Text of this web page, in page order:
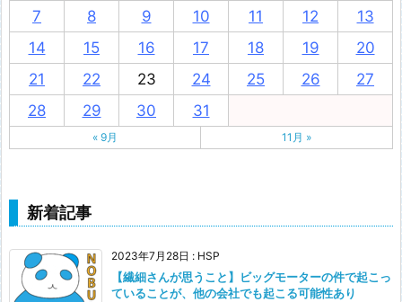
7
8 9 10 11 12
13
14
15 16 17 18 19
20
21
22 23 24 25 26
27
28
29 30 31
« 9月 11月 »
新着記事
2023年7月28日 : HSP
【繊細さんが思うこと】ビッグモーターの件で起こっ
ていることが、他の会社でも起こる可能性あり